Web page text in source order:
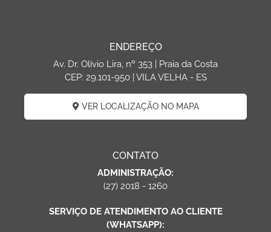
ENDEREÇO
Av. Dr. Olívio Lira, nº 353 | Praia da Costa
CEP: 29.101-950 | VILA VELHA - ES
VER LOCALIZAÇÃO NO MAPA
CONTATO
ADMINISTRAÇÃO:
(27) 2018 - 1260
SERVIÇO DE ATENDIMENTO AO CLIENTE
(WHATSAPP):